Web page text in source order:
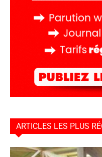
ARTICLES LES PLUS